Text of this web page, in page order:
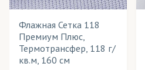
Флажная Сетка 118
Премиум Плюс,
Термотрансфер, 118 г/
кв.м, 160 см